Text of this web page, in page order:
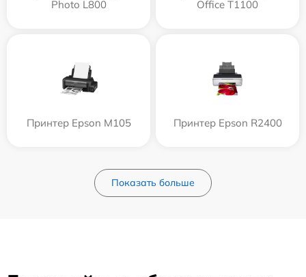
Photo L800
Office T1100
Принтер Epson M105 Принтер Epson R2400
Показать больше